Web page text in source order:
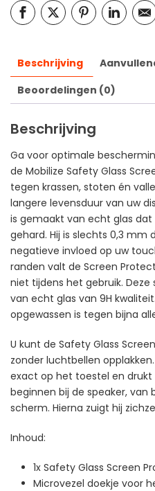
Beschrijving
Beoordelingen (0)
Beschrijving
Ga voor optimale
de Mobilize Safety Glass
tegen krassen, stoten én
langere levensduur van uw
is gemaakt van echt glas
gehard. Hij is slechts 0,3
negatieve invloed op uw
randen valt de Screen
niet tijdens het gebruik.
van echt glas van 9H
opgewassen is tegen bijna
U kunt de Safety Glass
zonder luchtbellen
exact op het toestel en
beginnen bij de speaker,
scherm. Hierna zuigt hij
Inhoud:
1x Safety Glass Screen
Microvezel doekje voor